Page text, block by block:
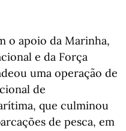
o apoio da Marinha,
e da Força
uma operação de
de
que culminou
de pesca, em